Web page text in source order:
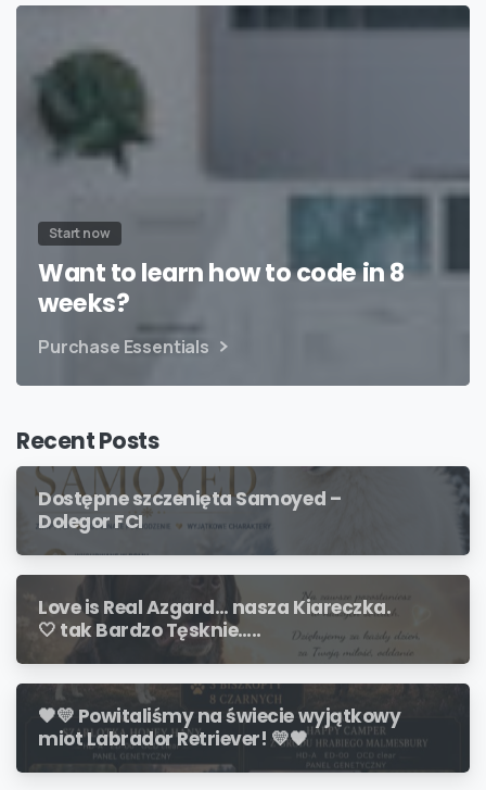
Start now
Want to learn how to code in 8
weeks?
Purchase Essentials
Recent Posts
Dostępne szczenięta Samoyed –
Dolegor FCI
Love is Real Azgard… nasza Kiareczka.
🤍 tak Bardzo Tęsknie…..
🖤💛 Powitaliśmy na świecie wyjątkowy
miot Labrador Retriever! 💛🖤